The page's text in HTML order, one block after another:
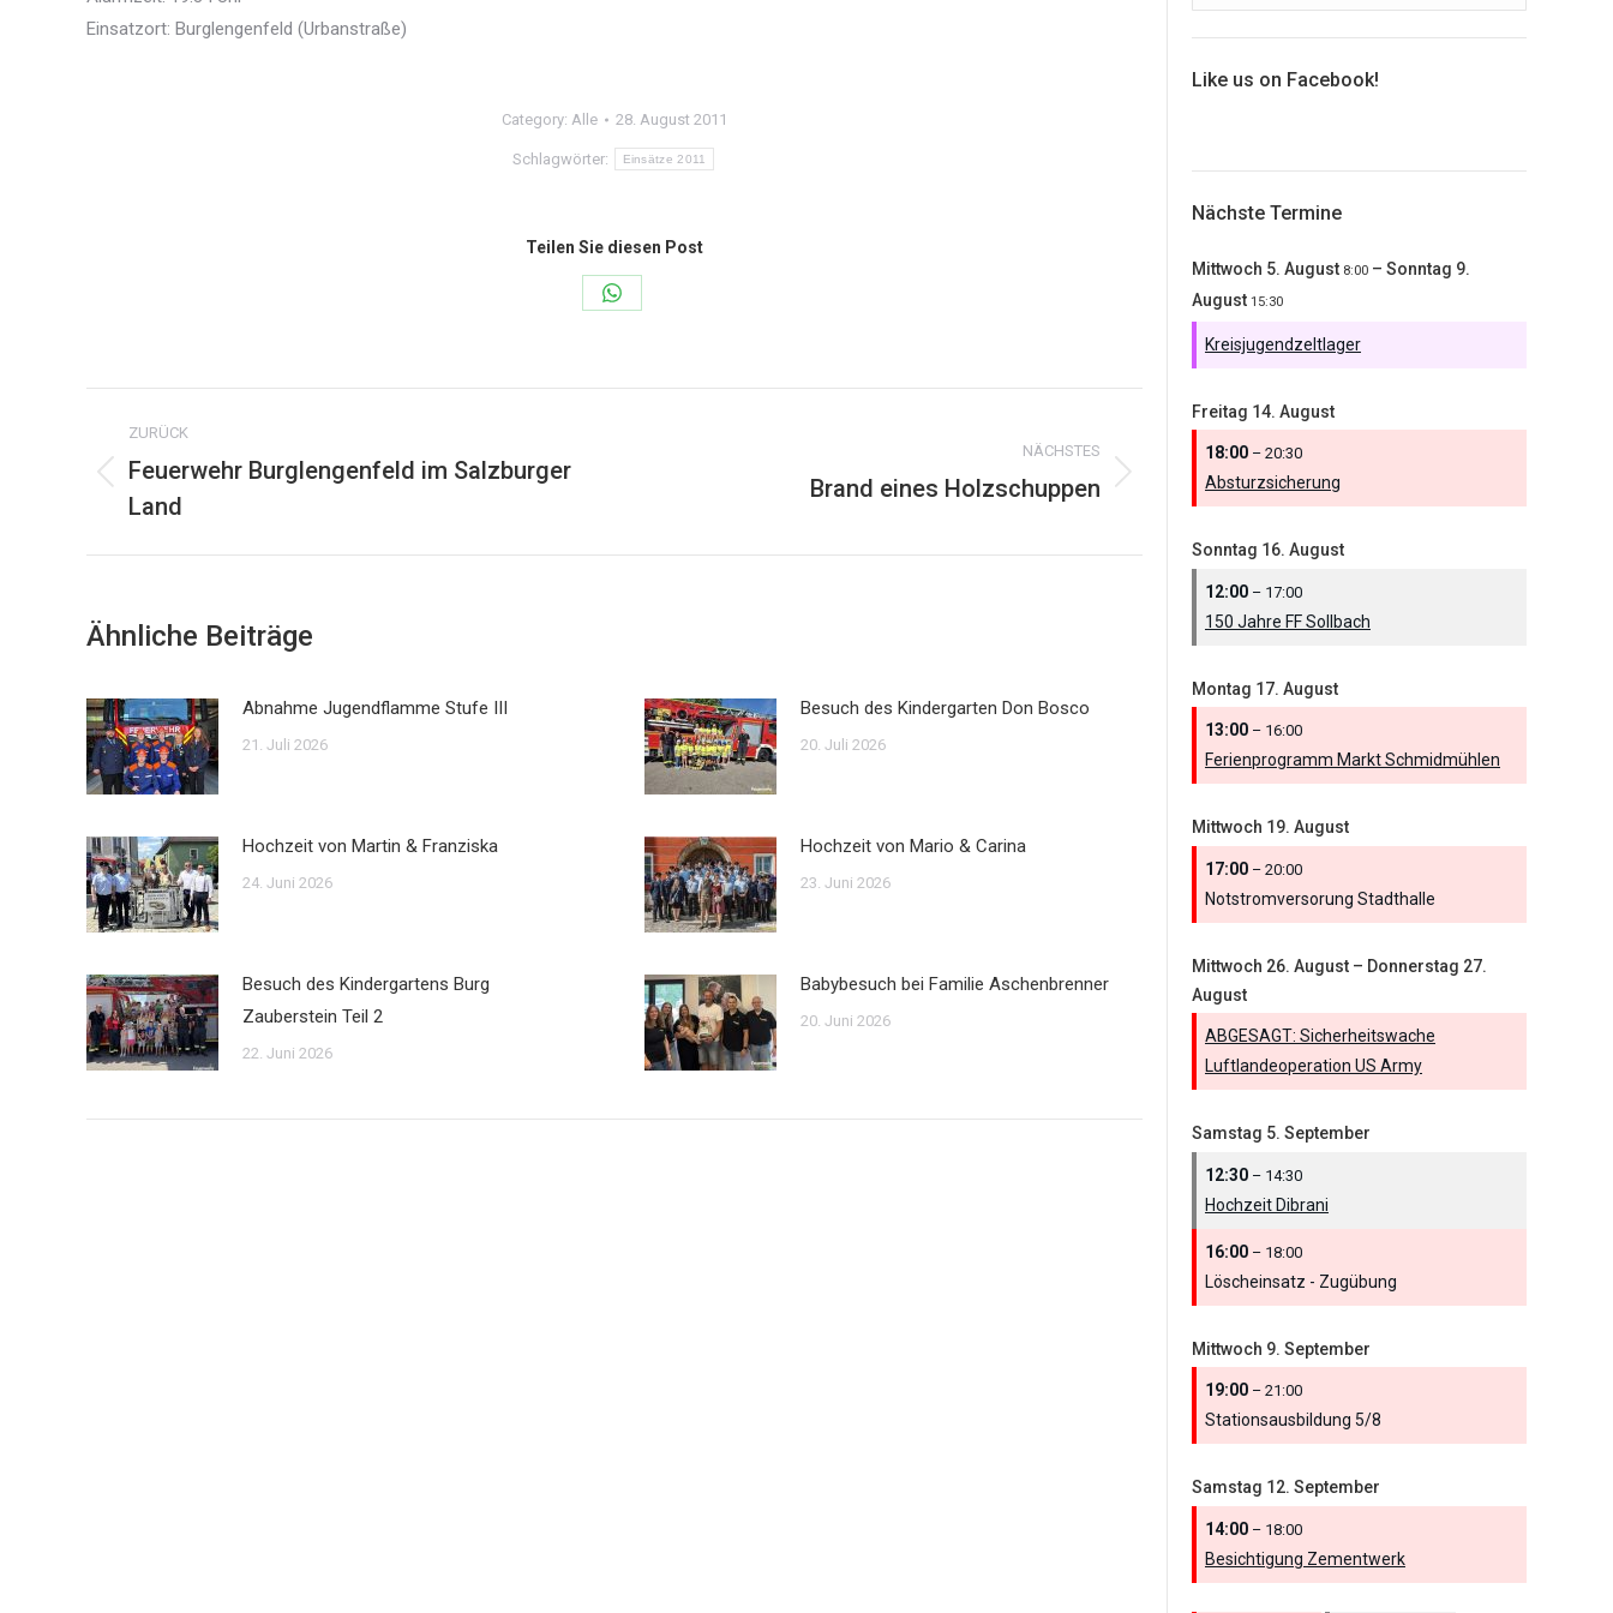
Einsatzort: Burglengenfeld (Urbanstraße)
Category: Alle 28. August 2011
Schlagwörter: Einsätze 2011
Teilen Sie diesen Post
Share
Kommentarnavigation
ZURÜCK
Beitrag:
Feuerwehr Burglengenfeld im Salzburger
Land
NÄCHSTES
Brand eines Holzschuppen
Ähnliche Beiträge
Abnahme Jugendflamme Stufe III
21. Juli 2026
Besuch des Kindergarten Don Bosco
20. Juli 2026
Hochzeit von Martin & Franziska
24. Juni 2026
Hochzeit von Mario & Carina
23. Juni 2026
Besuch des Kindergartens Burg
Zauberstein Teil 2
22. Juni 2026
Babybesuch bei Familie Aschenbrenner
20. Juni 2026
Like us on Facebook!
Nächste Termine
Mittwoch 5. August 8:00 – Sonntag 9.
August 15:30
Kreisjugendzeltlager
Freitag 14. August
18:00 – 20:30
Absturzsicherung
Sonntag 16. August
12:00 – 17:00
150 Jahre FF Sollbach
Montag 17. August
13:00 – 16:00
Ferienprogramm Markt Schmidmühlen
Mittwoch 19. August
17:00 – 20:00
Notstromversorung Stadthalle
Mittwoch 26. August – Donnerstag 27.
August
ABGESAGT: Sicherheitswache
Luftlandeoperation US Army
Samstag 5. September
12:30 – 14:30
Hochzeit Dibrani
16:00 – 18:00
Löscheinsatz - Zugübung
Mittwoch 9. September
19:00 – 21:00
Stationsausbildung 5/8
Samstag 12. September
14:00 – 18:00
Besichtigung Zementwerk